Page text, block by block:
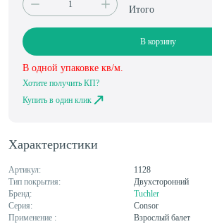
Характеристики
Артикул:
1128
Тип покрытия:
Двухсторонний
Бренд:
Tuchler
Серия:
Consor
Применение :
Взрослый балет
Итого
В корзину
В одной упаковке кв/м.
Хотите получить КП?
Купить в один клик